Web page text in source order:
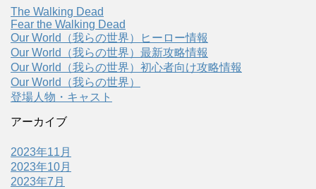
The Walking Dead
Fear the Walking Dead
Our World（我らの世界）ヒーロー情報
Our World（我らの世界）最新攻略情報
Our World（我らの世界）初心者向け攻略情報
Our World（我らの世界）
登場人物・キャスト
アーカイブ
2023年11月
2023年10月
2023年7月